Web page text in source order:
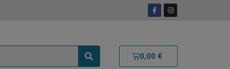
0,00 €